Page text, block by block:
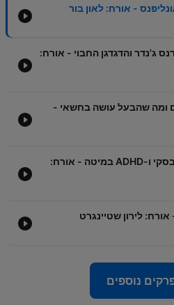
טרנס ג'נדר והדגדגן החבוי - אורח:
ומה שהבעל עושה בחשאי -
פרק 47 - ​פסטיגל, צ'ייקובסקי ו-ADHD במיטה - אורח:
נוספים